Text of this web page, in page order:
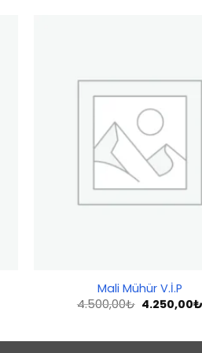
Mali Mühür V.İ.P
4.500,00₺ Orijinal
4.250,00₺